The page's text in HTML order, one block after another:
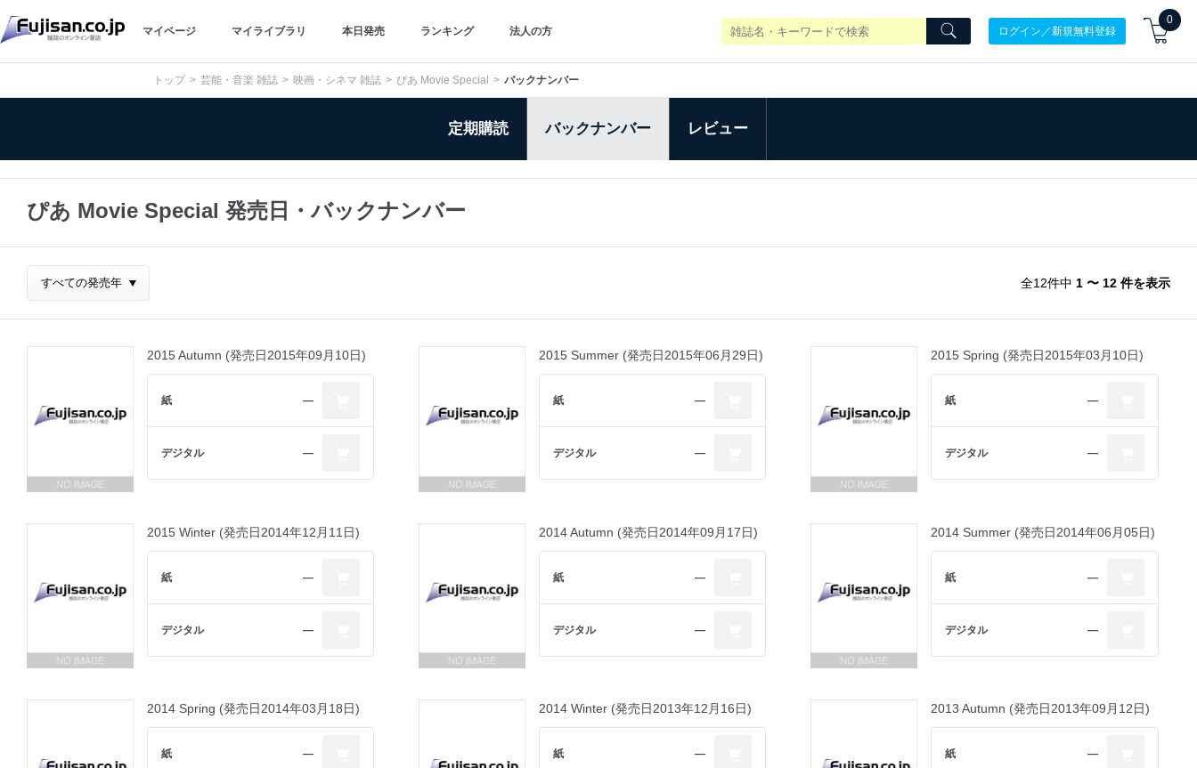
マイページ マイライブラリ 本日発売 ランキング 法人の方 ログイン／新規無料登録
0
トップ 芸能・音楽 雑誌 映画・シネマ 雑誌 ぴあ Movie Special バックナンバー
定期購読 バックナンバー レビュー
ぴあ Movie Special 発売日・バックナンバー
全12件中 1 〜 12 件を表示
2015 Autumn (発売日2015年09月10日)
紙 ―
デジタル ―
2015 Summer (発売日2015年06月29日)
紙 ―
デジタル ―
2015 Spring (発売日2015年03月10日)
紙 ―
デジタル ―
2015 Winter (発売日2014年12月11日)
紙 ―
デジタル ―
2014 Autumn (発売日2014年09月17日)
紙 ―
デジタル ―
2014 Summer (発売日2014年06月05日)
紙 ―
デジタル ―
2014 Spring (発売日2014年03月18日)
紙 ―
2014 Winter (発売日2013年12月16日)
紙 ―
2013 Autumn (発売日2013年09月12日)
紙 ―